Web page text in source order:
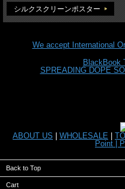
シルクスクリーンポスター
We accept International
BlackBook
SPREADING DOPE
ABOUT US | WHOLESALE |
Point |
Back to Top
Cart